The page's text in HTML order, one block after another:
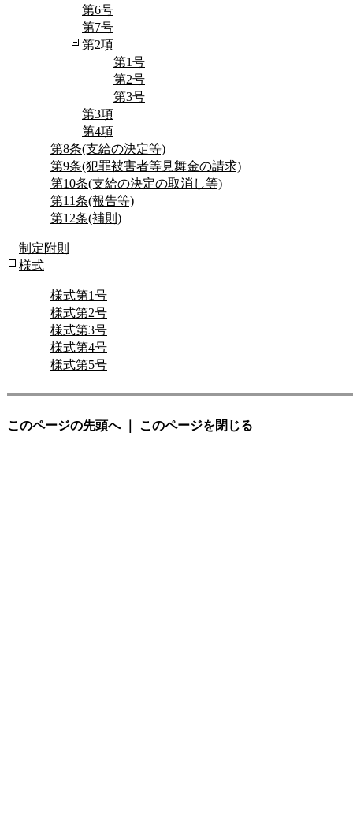
第6号
第7号
第2項
第1号
第2号
第3号
第3項
第4項
第8条(支給の決定等)
第9条(犯罪被害者等見舞金の請求)
第10条(支給の決定の取消し等)
第11条(報告等)
第12条(補則)
制定附則
様式
様式第1号
様式第2号
様式第3号
様式第4号
様式第5号
このページの先頭へ このページを閉じる